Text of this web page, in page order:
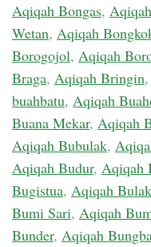
Aqiqah Bongas,
Wetan, Aqiqah
Borogojol, Aqiqah
Braga, Aqiqah Bringin,
buahbatu, Aqiqah
Buana Mekar, Aqiqah
Aqiqah Bubulak,
Aqiqah Budur, Aqiqah
Bugistua, Aqiqah Bulak
Bumi Sari, Aqiqah
Bunder, Aqiqah